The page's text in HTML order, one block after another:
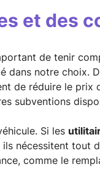
et des
de tenir
dans notre choix.
de réduire le prix
subventions
Si les
nécessitent tout
comme le